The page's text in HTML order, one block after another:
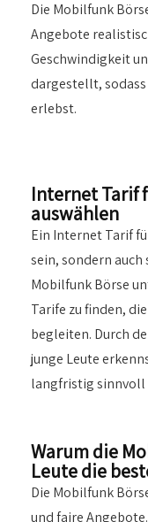
Die Mobilfunk
Angebote
Geschwindigkeit
dargestellt,
erlebst.
Internet Tarif
auswählen
Ein Internet Tarif
sein, sondern
Mobilfunk Börse
Tarife zu finden,
begleiten. Durch
junge Leute
langfristig sinnvoll
Warum die
Leute die
Die Mobilfunk
und faire